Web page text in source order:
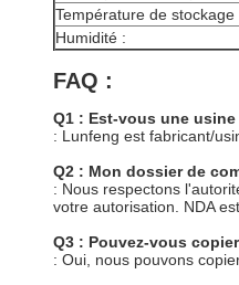
Température de stockage
Humidité :
FAQ :
Q1 : Est-vous une
: Lunfeng est fabricant/
Q2 : Mon dossier de
: Nous respectons
votre autorisation. NDA
Q3 : Pouvez-vous
: Oui, nous pouvons